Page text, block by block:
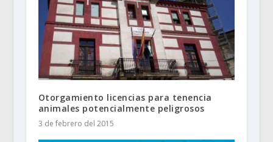
Otorgamiento licencias para tenencia
animales potencialmente peligrosos
3 de febrero del 2015